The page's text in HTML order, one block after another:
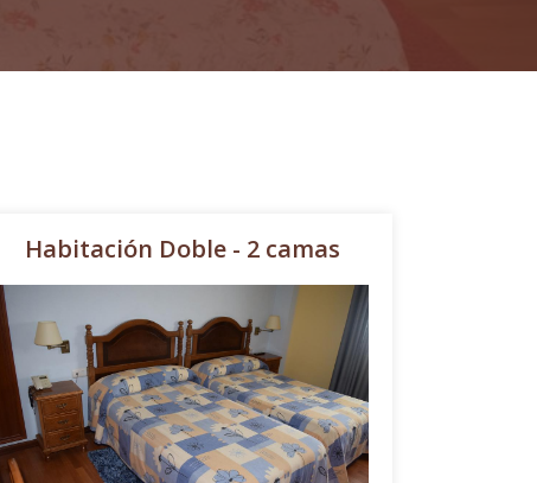
Habitación Doble - 2 camas